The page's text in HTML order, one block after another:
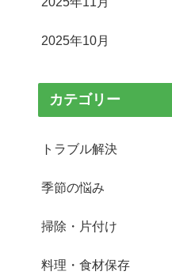
2025年10月
カテゴリー
トラブル解決
季節の悩み
掃除・片付け
料理・食材保存